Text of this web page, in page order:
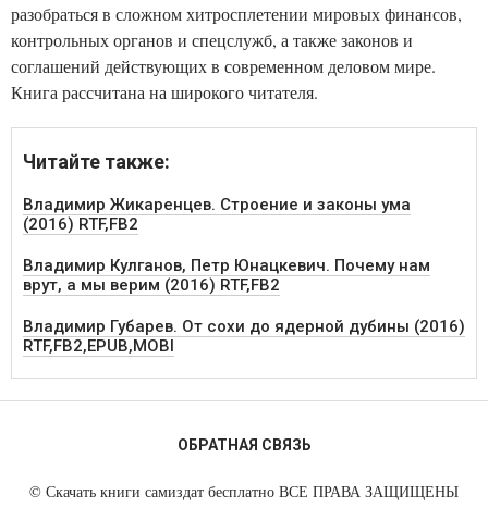
разобраться в сложном хитросплетении мировых финансов,
контрольных органов и спецслужб, а также законов и
соглашений действующих в современном деловом мире.
Книга рассчитана на широкого читателя.
Читайте также:
Владимир Жикаренцев. Строение и законы ума
(2016) RTF,FB2
Владимир Кулганов, Петр Юнацкевич. Почему нам
врут, а мы верим (2016) RTF,FB2
Владимир Губарев. От сохи до ядерной дубины (2016)
RTF,FB2,EPUB,MOBI
ОБРАТНАЯ СВЯЗЬ
© Скачать книги самиздат бесплатно ВСЕ ПРАВА ЗАЩИЩЕНЫ